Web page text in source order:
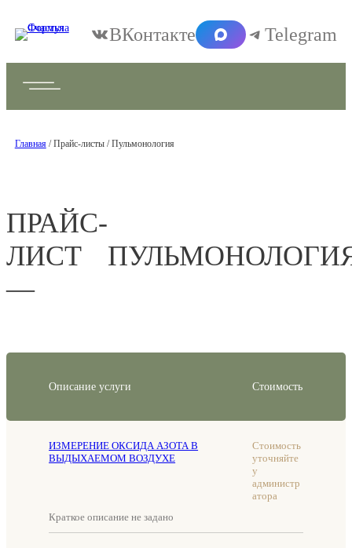
ВКонтакте Telegram
Главная/ Прайс-листы / Пульмонология
ПРАЙС-
ЛИСТ
—
Описание услуги Стоимость
ИЗМЕРЕНИЕ ОКСИДА АЗОТА В
ВЫДЫХАЕМОМ ВОЗДУХЕ
Стоимость
уточняйте
у
администр
атора
Краткое описание не задано